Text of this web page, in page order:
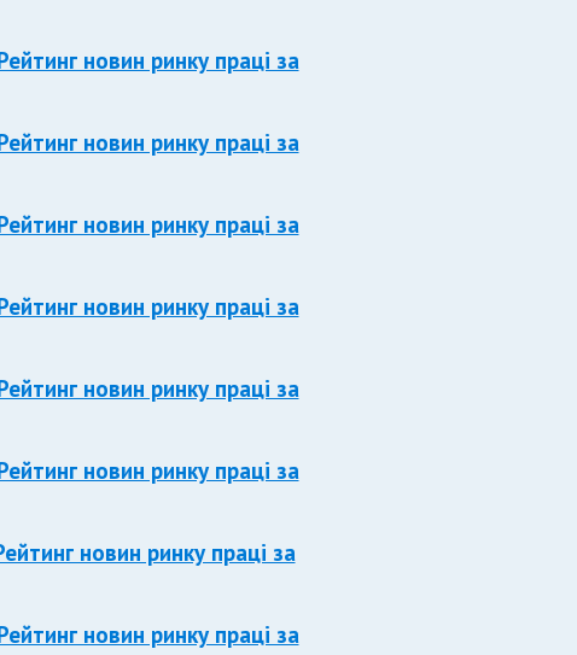
новин ринку праці за
новин ринку праці за
новин ринку праці за
новин ринку праці за
новин ринку праці за
новин ринку праці за
новин ринку праці за
новин ринку праці за